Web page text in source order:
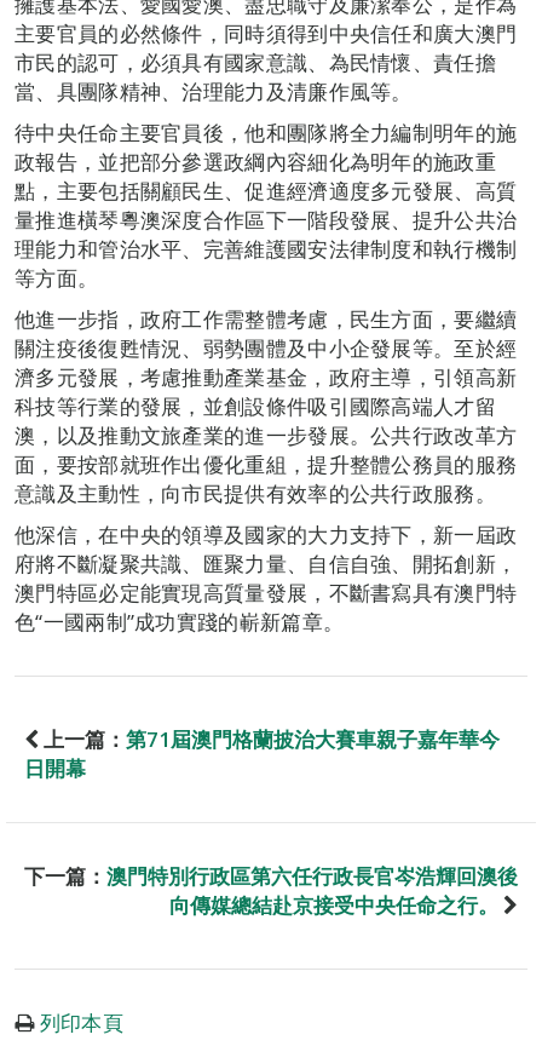
主要官員的必然條件，同時須得到中央信任和廣大澳門
市民的認可，必須具有國家意識、為民情懷、責任擔
當、具團隊精神、治理能力及清廉作風等。
待中央任命主要官員後，他和團隊將全力編制明年的施
政報告，並把部分參選政綱內容細化為明年的施政重
點，主要包括關顧民生、促進經濟適度多元發展、高質
量推進橫琴粵澳深度合作區下一階段發展、提升公共治
理能力和管治水平、完善維護國安法律制度和執行機制
等方面。
他進一步指，政府工作需整體考慮，民生方面，要繼續
關注疫後復甦情況、弱勢團體及中小企發展等。至於經
濟多元發展，考慮推動產業基金，政府主導，引領高新
科技等行業的發展，並創設條件吸引國際高端人才留
澳，以及推動文旅產業的進一步發展。公共行政改革方
面，要按部就班作出優化重組，提升整體公務員的服務
意識及主動性，向市民提供有效率的公共行政服務。
他深信，在中央的領導及國家的大力支持下，新一屆政
府將不斷凝聚共識、匯聚力量、自信自強、開拓創新，
澳門特區必定能實現高質量發展，不斷書寫具有澳門特
色“一國兩制”成功實踐的嶄新篇章。
上一篇： 第71屆澳門格蘭披治大賽車親子嘉年華今
日開幕
下一篇： 澳門特別行政區第六任行政長官岑浩輝回澳後
向傳媒總結赴京接受中央任命之行。
列印本頁